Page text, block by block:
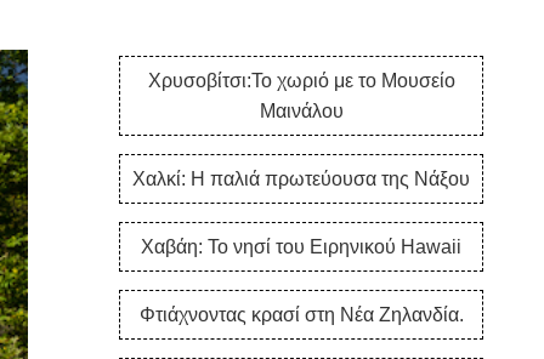
Χρυσοβίτσι:Το χωριό με το Μουσείο
Μαινάλου
Χαλκί: Η παλιά πρωτεύουσα της Νάξου
Χαβάη: Το νησί του Ειρηνικού Hawaii
Φτιάχνοντας κρασί στη Νέα Ζηλανδία.